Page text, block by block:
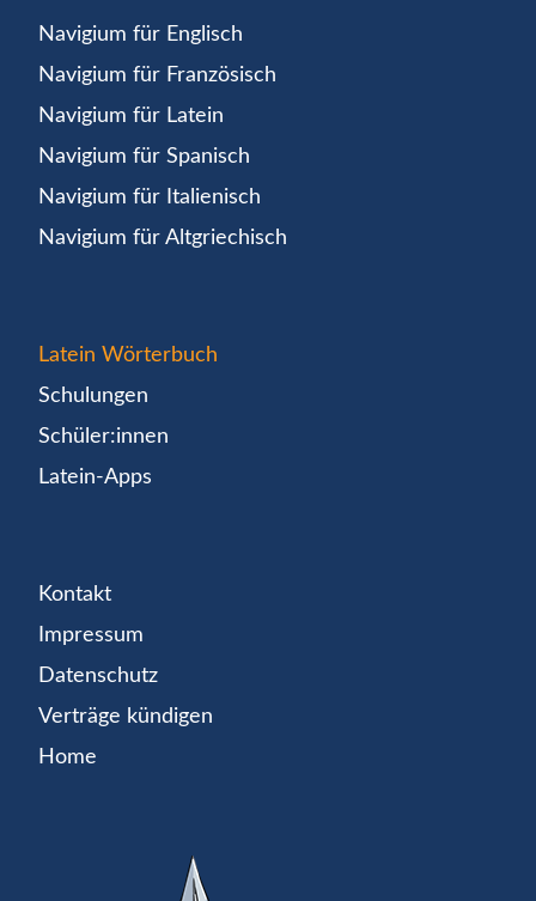
Navigium für Englisch
Navigium für Französisch
Navigium für Latein
Navigium für Spanisch
Navigium für Italienisch
Navigium für Altgriechisch
Latein Wörterbuch
Schulungen
Schüler:innen
Latein-Apps
Kontakt
Impressum
Datenschutz
Verträge kündigen
Home